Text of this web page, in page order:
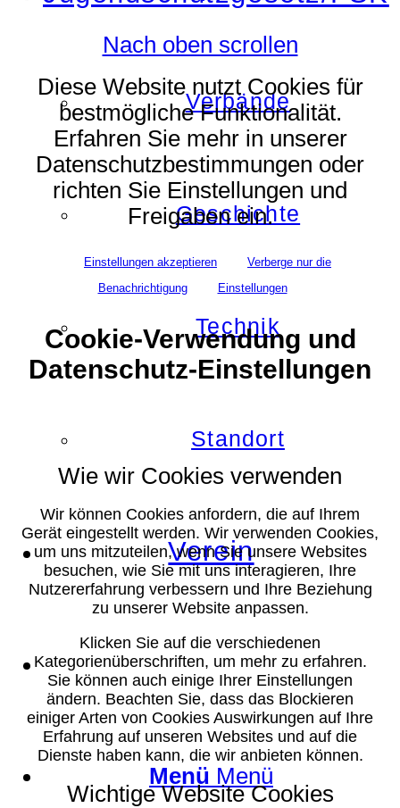
Verbände
Geschichte
Technik
Standort
Verein
Suche
Menü Menü
Nach oben scrollen
Diese Website nutzt Cookies für
bestmögliche Funktionalität.
Erfahren Sie mehr in unserer
Datenschutzbestimmungen oder
richten Sie Einstellungen und
Freigaben ein.
Einstellungen akzeptieren
Verberge nur die
Benachrichtigung
Einstellungen
Cookie-Verwendung und
Datenschutz-Einstellungen
Wie wir Cookies verwenden
Wir können Cookies anfordern, die auf Ihrem
Gerät eingestellt werden. Wir verwenden Cookies,
um uns mitzuteilen, wenn Sie unsere Websites
besuchen, wie Sie mit uns interagieren, Ihre
Nutzererfahrung verbessern und Ihre Beziehung
zu unserer Website anpassen.
Klicken Sie auf die verschiedenen
Kategorienüberschriften, um mehr zu erfahren.
Sie können auch einige Ihrer Einstellungen
ändern. Beachten Sie, dass das Blockieren
einiger Arten von Cookies Auswirkungen auf Ihre
Erfahrung auf unseren Websites und auf die
Dienste haben kann, die wir anbieten können.
Wichtige Website Cookies